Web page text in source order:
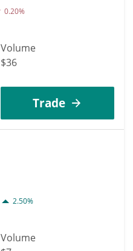
0.20%
Volume
$36
Trade
2.50%
Volume